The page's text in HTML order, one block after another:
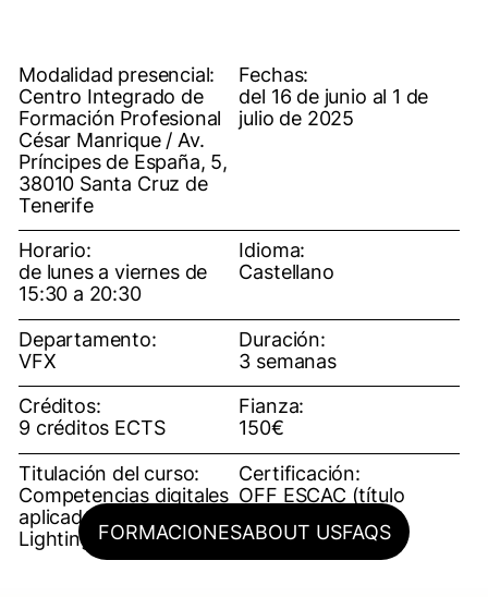
FORMACIONESABOUT USFAQS
Modalidad presencial:
Centro Integrado de
Formación Profesional
César Manrique / Av.
Príncipes de España, 5,
38010 Santa Cruz de
Tenerife
Fechas:
del 16 de junio al 1 de
julio de 2025
Horario:
de lunes a viernes de
15:30 a 20:30
Idioma:
Castellano
Departamento:
VFX
Duración:
3 semanas
Créditos:
9 créditos ECTS
Fianza:
150€
Titulación del curso:
Competencias digitales
aplicadas al CGI:
Lighting
Certificación:
OFF ESCAC (título